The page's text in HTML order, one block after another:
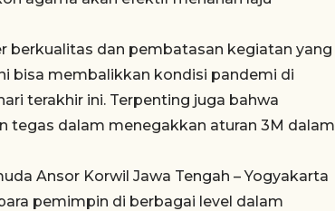
berkualitas dan pembatasan kegiatan yang
bisa membalikkan kondisi pandemi di
terakhir ini. Terpenting juga bahwa
tegas dalam menegakkan aturan 3M dalam
Ansor Korwil Jawa Tengah – Yogyakarta
pemimpin di berbagai level dalam